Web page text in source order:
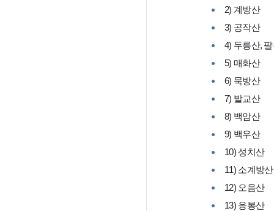
2) 계방산
3) 공작산
4) 두릉산,
5) 매화산
6) 묵방산
7) 발교산
8) 백암산
9) 백우산
10) 성치산
11) 소계방산
12) 오음산
13) 응봉산